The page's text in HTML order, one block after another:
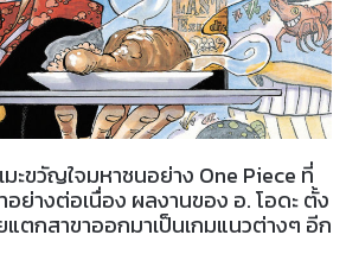
ะขวัญใจมหาชนอย่าง One Piece ที่
ย่างต่อเนื่อง ผลงานของ อ. โอดะ ตั้ง
แตกสาขาออกมาเป็นเกมแนวต่างๆ อีก